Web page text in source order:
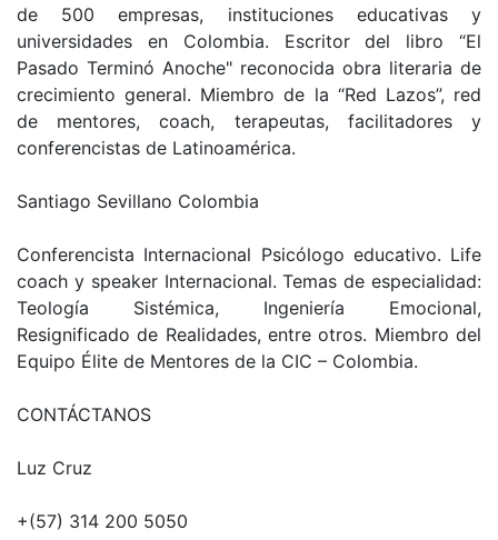
de 500 empresas, instituciones educativas y
universidades en Colombia. Escritor del libro “El
Pasado Terminó Anoche" reconocida obra literaria de
crecimiento general. Miembro de la “Red Lazos”, red
de mentores, coach, terapeutas, facilitadores y
conferencistas de Latinoamérica.
Santiago Sevillano Colombia
Conferencista Internacional Psicólogo educativo. Life
coach y speaker Internacional. Temas de especialidad:
Teología Sistémica, Ingeniería Emocional,
Resignificado de Realidades, entre otros. Miembro del
Equipo Élite de Mentores de la CIC – Colombia.
CONTÁCTANOS
Luz Cruz
+(57) 314 200 5050